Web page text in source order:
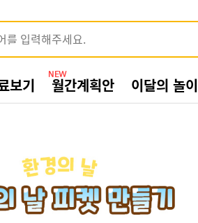
보기 NEW
월간계획안 이달의 놀이